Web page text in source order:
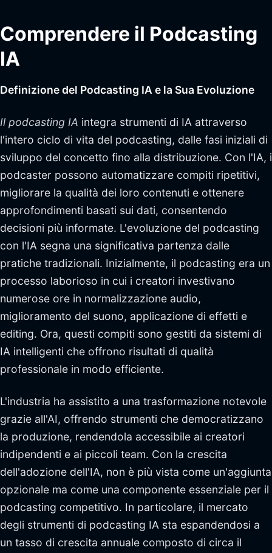
Comprendere il Podcasting
IA
Definizione del Podcasting IA e la Sua Evoluzione
Il podcasting IA integra strumenti di IA attraverso
l'intero ciclo di vita del podcasting, dalle fasi iniziali di
sviluppo del concetto fino alla distribuzione. Con l'IA, i
podcaster possono automatizzare compiti ripetitivi,
migliorare la qualità dei loro contenuti e ottenere
approfondimenti basati sui dati, consentendo
decisioni più informate. L'evoluzione del podcasting
con l'IA segna una significativa partenza dalle
pratiche tradizionali. Inizialmente, il podcasting era un
processo laborioso in cui i creatori investivano
numerose ore in normalizzazione audio,
miglioramento del suono, applicazione di effetti e
editing. Ora, questi compiti sono gestiti da sistemi di
IA intelligenti che offrono risultati di qualità
professionale in modo efficiente.
L'industria ha assistito a una trasformazione notevole
grazie all'AI, offrendo strumenti che democratizzano
la produzione, rendendola accessibile ai creatori
indipendenti e ai piccoli team. Con la crescita
dell'adozione dell'IA, non è più vista come un'aggiunta
opzionale ma come una componente essenziale per il
podcasting competitivo. In particolare, il mercato
degli strumenti di podcasting IA sta espandendosi a
un tasso di crescita annuale composto di circa il